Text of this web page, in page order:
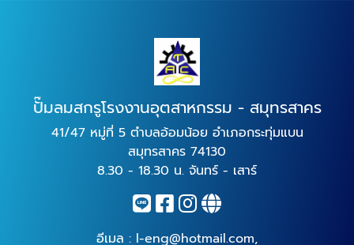
ปั๊มลมสกรูโรงงานอุตสาหกรรม - สมุทรสาคร
41/47 หมู่ที่ 5 ตำบลอ้อมน้อย อำเภอกระทุ่มแบน
สมุทรสาคร 74130
8.30 - 18.30 น. จันทร์ - เสาร์
อีเมล : l-eng@hotmail.com,